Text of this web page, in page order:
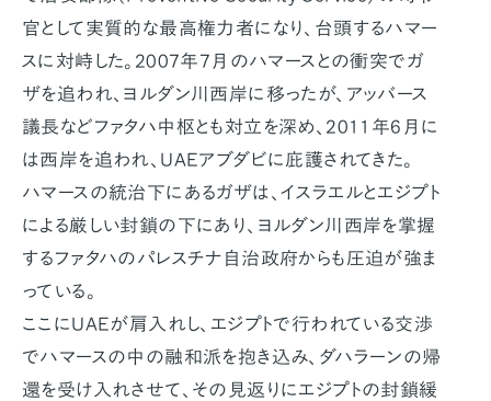
官として実質的な最高権力者になり、台頭するハマー
スに対峙した。2007年7月のハマースとの衝突でガ
ザを追われ、ヨルダン川西岸に移ったが、アッバース
議長などファタハ中枢とも対立を深め、2011年6月に
は西岸を追われ、UAEアブダビに庇護されてきた。
ハマースの統治下にあるガザは、イスラエルとエジプト
による厳しい封鎖の下にあり、ヨルダン川西岸を掌握
するファタハのパレスチナ自治政府からも圧迫が強ま
っている。
ここにUAEが肩入れし、エジプトで行われている交渉
でハマースの中の融和派を抱き込み、ダハラーンの帰
還を受け入れさせて、その見返りにエジプトの封鎖緩